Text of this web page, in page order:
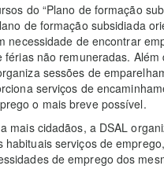
do “Plano de formação
de formação subsidiada
necessidade de encontrar
não remuneradas.
sessões de
serviços de
o mais breve possível.
mais cidadãos, a DSAL
serviços de
de emprego dos